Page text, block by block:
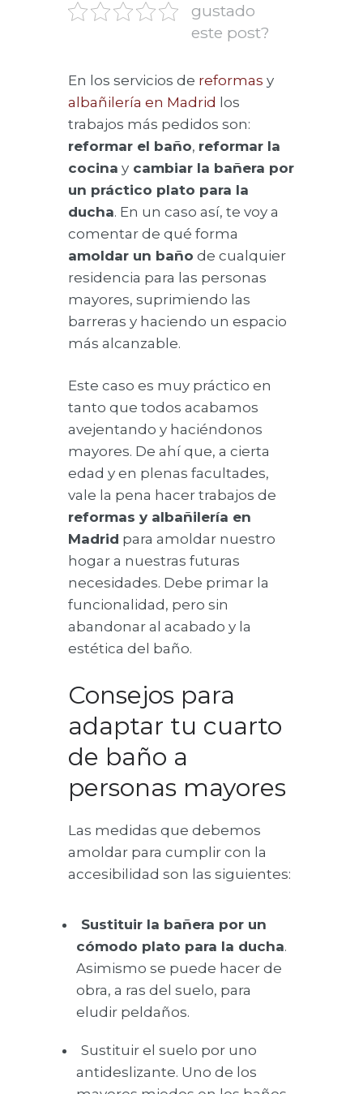
gustado
este post?
En los servicios de reformas y
albañilería en Madrid los
trabajos más pedidos son:
reformar el baño, reformar la
cocina y cambiar la bañera por
un práctico plato para la
ducha. En un caso así, te voy a
comentar de qué forma
amoldar un baño de cualquier
residencia para las personas
mayores, suprimiendo las
barreras y haciendo un espacio
más alcanzable.
Este caso es muy práctico en
tanto que todos acabamos
avejentando y haciéndonos
mayores. De ahí que, a cierta
edad y en plenas facultades,
vale la pena hacer trabajos de
reformas y albañilería en
Madrid para amoldar nuestro
hogar a nuestras futuras
necesidades. Debe primar la
funcionalidad, pero sin
abandonar al acabado y la
estética del baño.
Consejos para
adaptar tu cuarto
de baño a
personas mayores
Las medidas que debemos
amoldar para cumplir con la
accesibilidad son las siguientes:
Sustituir la bañera por un
cómodo plato para la ducha.
Asimismo se puede hacer de
obra, a ras del suelo, para
eludir peldaños.
Sustituir el suelo por uno
antideslizante. Uno de los